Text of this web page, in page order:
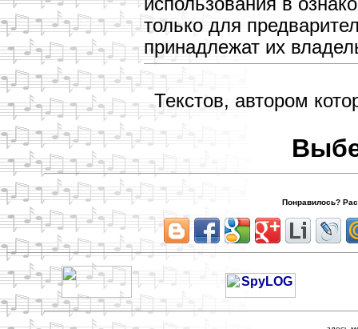
только для
принадлежат их
Текстов, автором
Понравилось?